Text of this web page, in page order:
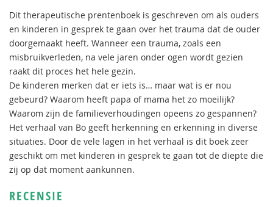
Dit therapeutische prentenboek is geschreven om als ouders
en kinderen in gesprek te gaan over het trauma dat de ouder
doorgemaakt heeft. Wanneer een trauma, zoals een
misbruikverleden, na vele jaren onder ogen wordt gezien
raakt dit proces het hele gezin.
De kinderen merken dat er iets is… maar wat is er nou
gebeurd? Waarom heeft papa of mama het zo moeilijk?
Waarom zijn de familieverhoudingen opeens zo gespannen?
Het verhaal van Bo geeft herkenning en erkenning in diverse
situaties. Door de vele lagen in het verhaal is dit boek zeer
geschikt om met kinderen in gesprek te gaan tot de diepte die
zij op dat moment aankunnen.
RECENSIE